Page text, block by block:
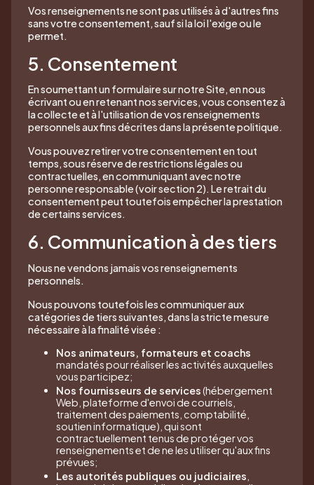
Vos renseignements ne sont pas utilisés à d'autres fins
sans votre consentement, sauf si la loi l'exige ou le
permet.
5. Consentement
En soumettant un formulaire sur notre Site, en nous
écrivant ou en retenant nos services, vous consentez à
la collecte et à l'utilisation de vos renseignements
personnels aux fins décrites dans la présente politique.
Vous pouvez retirer votre consentement en tout
temps, sous réserve de restrictions légales ou
contractuelles, en communiquant avec notre
personne responsable (voir section 2). Le retrait du
consentement peut toutefois empêcher la prestation
de certains services.
6. Communication à des tiers
Nous ne vendons jamais vos renseignements
personnels.
Nous pouvons toutefois les communiquer aux
catégories de tiers suivantes, dans la stricte mesure
nécessaire à la finalité visée :
Nos animateurs, formateurs et coachs
mandatés pour réaliser les activités auxquelles
vous participez;
Nos fournisseurs de services(hébergement
Web, plateforme d'envoi de courriels,
traitement des paiements, comptabilité,
soutien informatique), qui sont
contractuellement tenus de protéger vos
renseignements et de ne les utiliser qu'aux fins
prévues;
Les autorités publiques ou judiciaires